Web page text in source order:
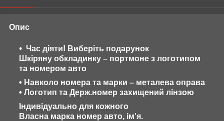
Опис
Час діяти! Виберіть подарунок
Шкіряну обкладинку – портмоне з логотипом
та номером авто
• Навколо номера та марки – металева оправа
• Логотип та Держ.номер захищений лінзою
Індивідуально для кожного
Власна марка номер авто, ім'я.